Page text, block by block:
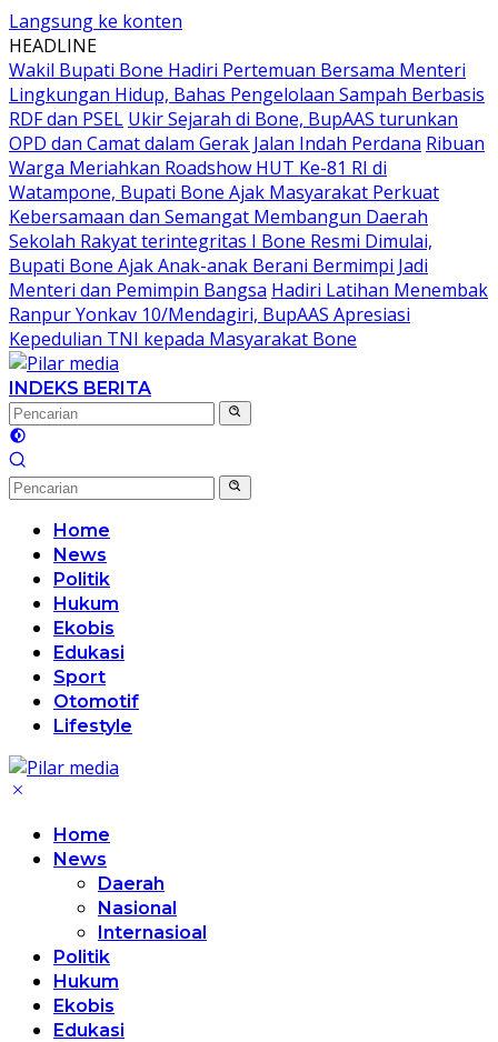
Langsung ke konten
HEADLINE
Wakil Bupati Bone Hadiri Pertemuan Bersama Menteri
Lingkungan Hidup, Bahas Pengelolaan Sampah Berbasis
RDF dan PSEL Ukir Sejarah di Bone, BupAAS turunkan
OPD dan Camat dalam Gerak Jalan Indah Perdana Ribuan
Warga Meriahkan Roadshow HUT Ke-81 RI di
Watampone, Bupati Bone Ajak Masyarakat Perkuat
Kebersamaan dan Semangat Membangun Daerah
Sekolah Rakyat terintegritas I Bone Resmi Dimulai,
Bupati Bone Ajak Anak-anak Berani Bermimpi Jadi
Menteri dan Pemimpin Bangsa Hadiri Latihan Menembak
Ranpur Yonkav 10/Mendagiri, BupAAS Apresiasi
Kepedulian TNI kepada Masyarakat Bone
INDEKS BERITA
Home
News
Politik
Hukum
Ekobis
Edukasi
Sport
Otomotif
Lifestyle
Home
News
Daerah
Nasional
Internasioal
Politik
Hukum
Ekobis
Edukasi